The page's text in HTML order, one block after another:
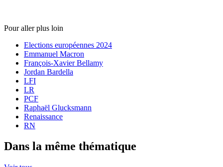
Pour aller plus loin
Elections européennes 2024
Emmanuel Macron
François-Xavier Bellamy
Jordan Bardella
LFI
LR
PCF
Raphaël Glucksmann
Renaissance
RN
Dans la même thématique